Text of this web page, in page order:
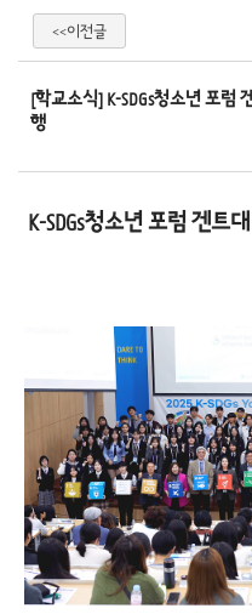
<<이전글
[학교소식] K-SDGs청소년 포럼
행
K-SDGs청소년 포럼 겐트